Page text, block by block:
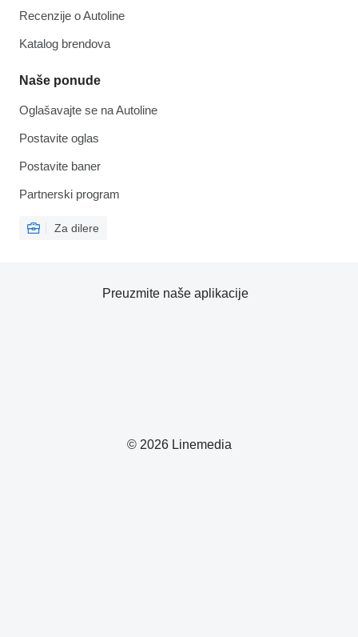
Recenzije o Autoline
Katalog brendova
Naše ponude
Oglašavajte se na Autoline
Postavite oglas
Postavite baner
Partnerski program
Za dilere
© 2026 Linemedia
Preuzmite naše aplikacije